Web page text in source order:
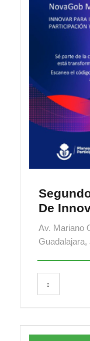
De
Av. Mariano
Guadalajara,